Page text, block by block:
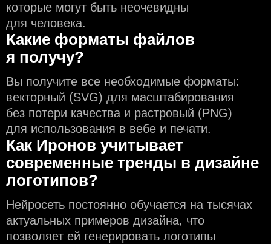
которые могут быть неочевидны
для человека.
Какие форматы файлов
я получу?
Вы получите все необходимые форматы:
векторный (SVG) для масштабирования
без потери качества и растровый (PNG)
для использования в вебе и печати.
Как Иронов учитывает
современные тренды в дизайне
логотипов?
Нейросеть постоянно обучается на тысячах
актуальных примеров дизайна, что
позволяет ей генерировать логотипы